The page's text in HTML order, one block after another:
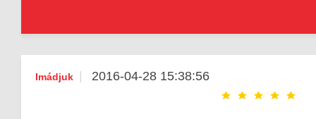
Imádjuk 2016-04-28 15:38:56